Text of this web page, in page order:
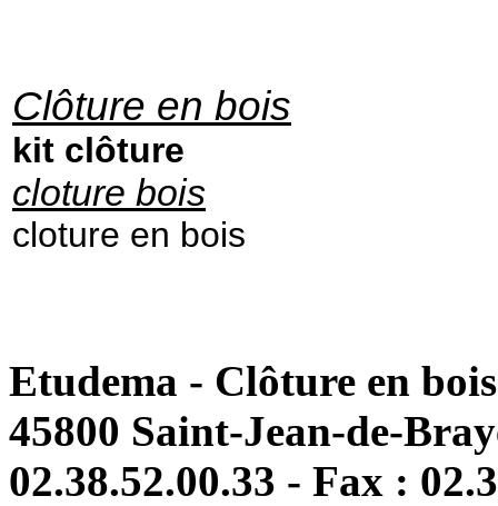
Clôture en bois
kit clôture
cloture bois
cloture en bois
Etudema - Clôture en bois
45800 Saint-Jean-de-
02.38.52.00.33 - Fax :